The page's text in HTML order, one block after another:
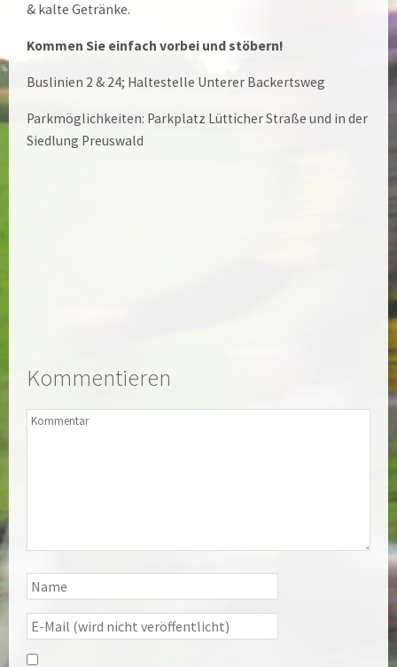
& kalte Getränke.
Kommen Sie einfach vorbei und stöbern!
Buslinien 2 & 24; Haltestelle Unterer Backertsweg
Parkmöglichkeiten: Parkplatz Lütticher Straße und in der
Siedlung Preuswald
Kommentieren